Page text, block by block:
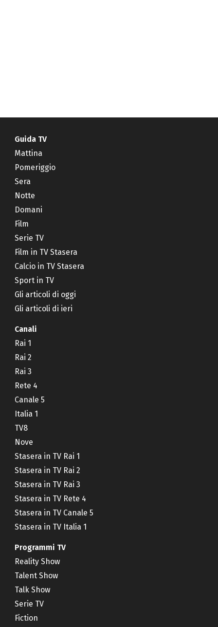
Guida TV
Mattina
Pomeriggio
Sera
Notte
Domani
Film
Serie TV
Film in TV Stasera
Calcio in TV Stasera
Sport in TV
Gli articoli di oggi
Gli articoli di ieri
Canali
Rai 1
Rai 2
Rai 3
Rete 4
Canale 5
Italia 1
TV8
Nove
Stasera in TV Rai 1
Stasera in TV Rai 2
Stasera in TV Rai 3
Stasera in TV Rete 4
Stasera in TV Canale 5
Stasera in TV Italia 1
Programmi TV
Reality Show
Talent Show
Talk Show
Serie TV
Fiction